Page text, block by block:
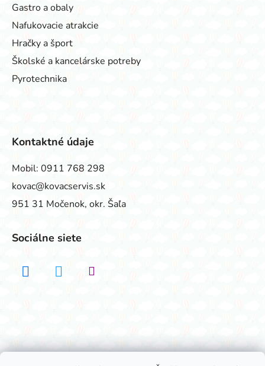
Gastro a obaly
Nafukovacie atrakcie
Hračky a šport
Školské a kancelárske potreby
Pyrotechnika
Kontaktné údaje
Mobil: 0911 768 298
kovac@kovacservis.sk
951 31 Močenok, okr. Šaľa
Sociálne siete